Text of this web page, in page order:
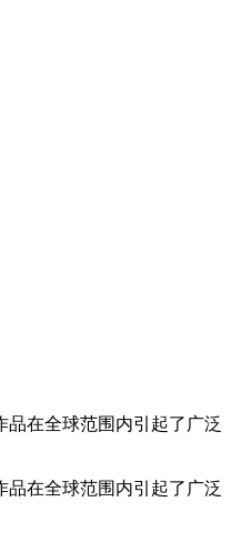
在全球范围内引起了广泛
在全球范围内引起了广泛